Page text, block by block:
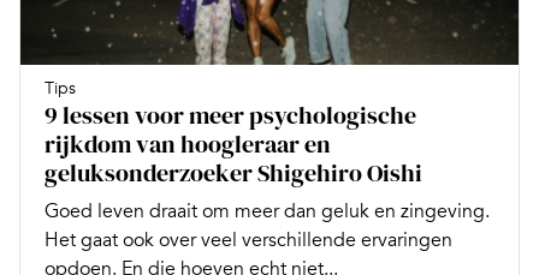
Tips
9 lessen voor meer psychologische
rijkdom van hoogleraar en
geluksonderzoeker Shigehiro Oishi
Goed leven draait om meer dan geluk en zingeving.
Het gaat ook over veel verschillende ervaringen
opdoen. En die hoeven echt niet...